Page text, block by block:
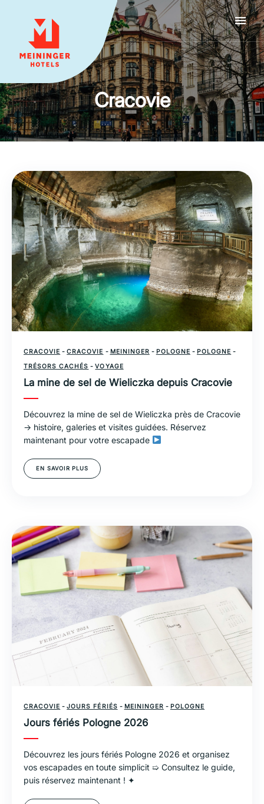
MEININGER HOTELSCracovie
CRACOVIE -CRACOVIE - MEININGER - POLOGNE - POLOGNE -
TRÉSORS CACHÉS -VOYAGE
La mine de sel de Wieliczka depuis Cracovie
Découvrez la mine de sel de Wieliczka près de Cracovie
→ histoire, galeries et visites guidées. Réservez
maintenant pour votre escapade
EN SAVOIR PLUS
CRACOVIE -JOURS FÉRIÉS - MEININGER - POLOGNE
Jours fériés Pologne 2026
Découvrez les jours fériés Pologne 2026 et organisez
vos escapades en toute simplicit ➯ Consultez le guide,
puis réservez maintenant ! ✦